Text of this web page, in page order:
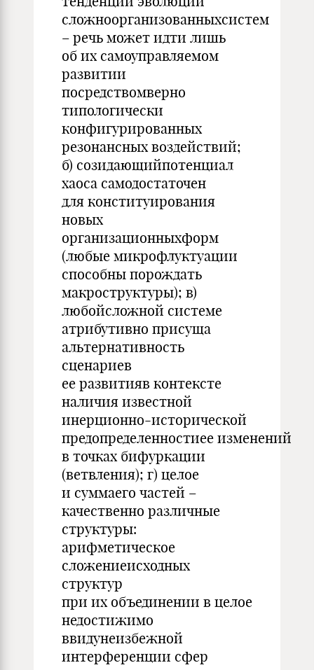
сложноорганизованныхсистем
– речь может идти лишь
об их самоуправляемом
развитии
посредствомверно
типологически
конфигурированных
резонансных воздействий;
б) созидающийпотенциал
хаоса самодостаточен
для конституирования
новых
организационныхформ
(любые микрофлуктуации
способны порождать
макроструктуры); в)
любойсложной системе
атрибутивно присуща
альтернативность
сценариев
ее развитияв контексте
наличия известной
инерционно-исторической
предопределенностиее изменений
в точках бифуркации
(ветвления); г) целое
и суммаего частей –
качественно различные
структуры:
арифметическое
сложениеисходных
структур
при их объединении в целое
недостижимо
ввидунеизбежной
интерференции сфер